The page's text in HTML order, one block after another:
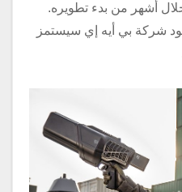
أشهر من بدء تطويره.
شركة بي أيه إي سيستمز